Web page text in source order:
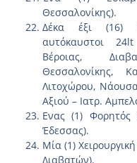
Θεσσαλονίκης).
Δέκα έξι (16)
αυτόκαυστοι
Βέροιας,
Θεσσαλονίκης,
Λιτοχώρου,
Αξιού – Ιατρ.
Ενας (1) Φορητός
Έδεσσας).
Μία (1)
Διαβατών).